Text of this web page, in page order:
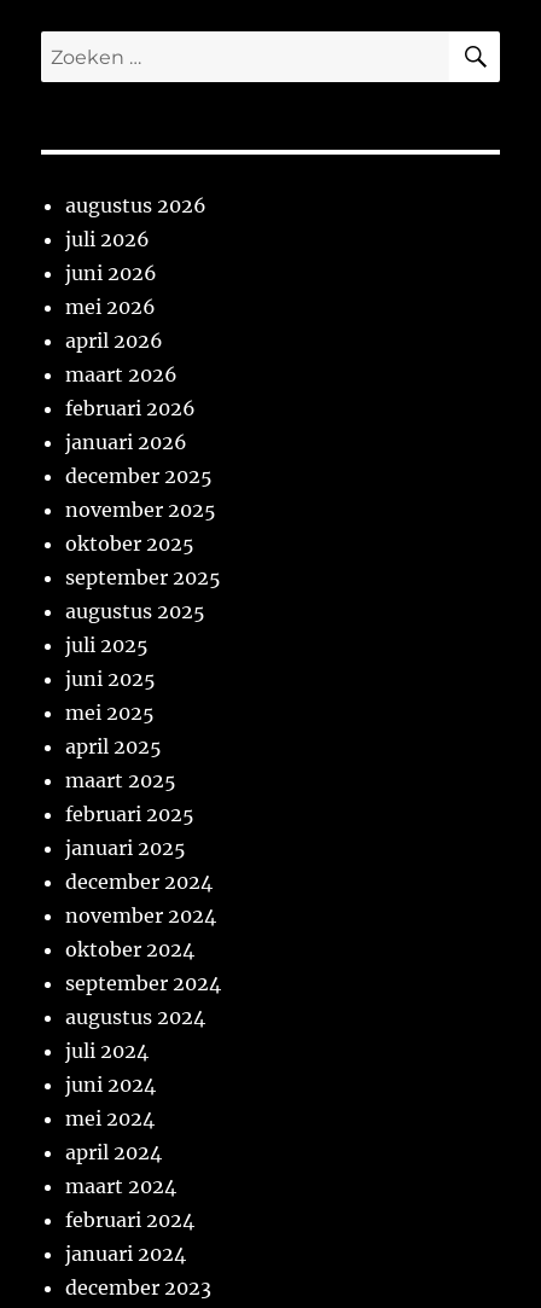
Zoeken
naar:
augustus 2026
juli 2026
juni 2026
mei 2026
april 2026
maart 2026
februari 2026
januari 2026
december 2025
november 2025
oktober 2025
september 2025
augustus 2025
juli 2025
juni 2025
mei 2025
april 2025
maart 2025
februari 2025
januari 2025
december 2024
november 2024
oktober 2024
september 2024
augustus 2024
juli 2024
juni 2024
mei 2024
april 2024
maart 2024
februari 2024
januari 2024
december 2023